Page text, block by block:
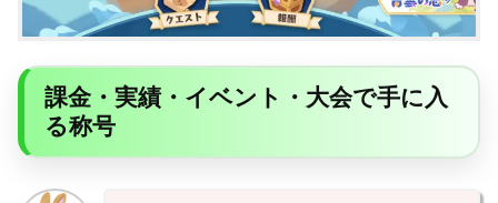
課金・実績・イベント・大会で手に入
る称号